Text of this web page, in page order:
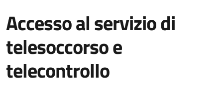
Accesso al servizio di
telesoccorso e
telecontrollo